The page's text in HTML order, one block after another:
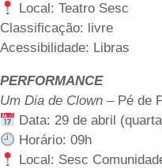
Local: Teatro Sesc
Classificação: livre
Acessibilidade: Libras
PERFORMANCE
Um Dia de Clown – Pé de
Data: 29 de abril
Horário: 09h
Local: Sesc